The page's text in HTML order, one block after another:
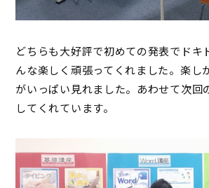
どちらも大好評で初めての発表でドキ
んな楽しく頑張ってくれました。楽し
がいっぱい見れました。あわせて次回
してくれています。